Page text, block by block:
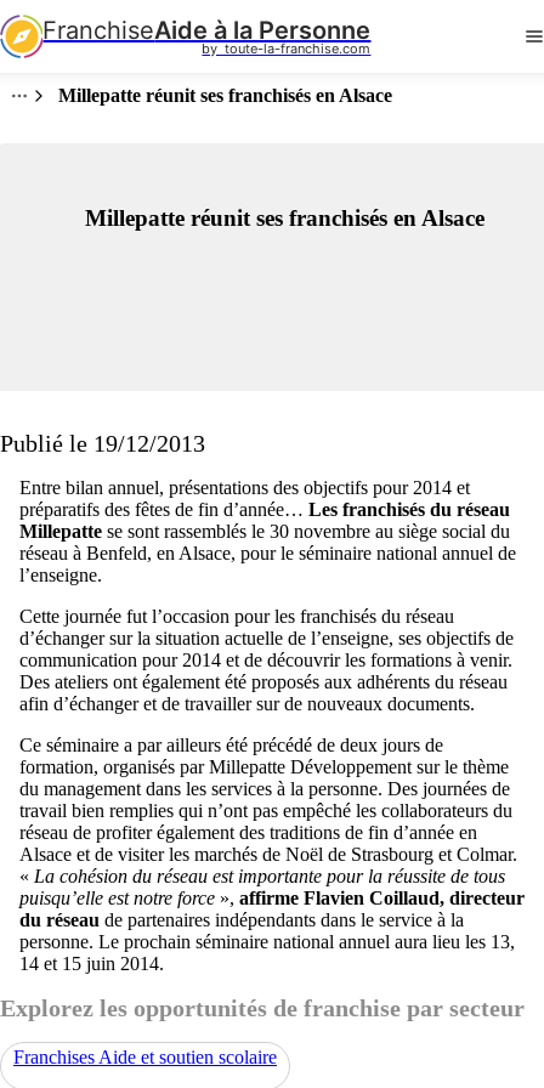
FranchiseAide à la Personne
by  toute-la-franchise.com
Millepatte réunit ses franchisés en Alsace
Millepatte réunit ses franchisés en Alsace
Publié le 19/12/2013
Entre bilan annuel, présentations des objectifs pour 2014 et
préparatifs des fêtes de fin d’année… Les franchisés du réseau
Millepatte se sont rassemblés le 30 novembre au siège social du
réseau à Benfeld, en Alsace, pour le séminaire national annuel de
l’enseigne.
Cette journée fut l’occasion pour les franchisés du réseau
d’échanger sur la situation actuelle de l’enseigne, ses objectifs de
communication pour 2014 et de découvrir les formations à venir.
Des ateliers ont également été proposés aux adhérents du réseau
afin d’échanger et de travailler sur de nouveaux documents.
Ce séminaire a par ailleurs été précédé de deux jours de
formation, organisés par Millepatte Développement sur le thème
du management dans les services à la personne. Des journées de
travail bien remplies qui n’ont pas empêché les collaborateurs du
réseau de profiter également des traditions de fin d’année en
Alsace et de visiter les marchés de Noël de Strasbourg et Colmar.
« La cohésion du réseau est importante pour la réussite de tous
puisqu’elle est notre force », affirme Flavien Coillaud, directeur
du réseau de partenaires indépendants dans le service à la
personne. Le prochain séminaire national annuel aura lieu les 13,
14 et 15 juin 2014.
Explorez les opportunités de franchise par secteur
Franchises Aide et soutien scolaire